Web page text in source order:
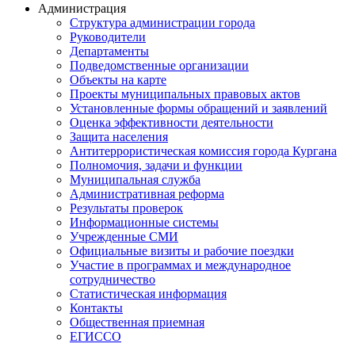
Администрация
Структура администрации города
Руководители
Департаменты
Подведомственные организации
Объекты на карте
Проекты муниципальных правовых актов
Установленные формы обращений и заявлений
Оценка эффективности деятельности
Защита населения
Антитеррористическая комиссия города Кургана
Полномочия, задачи и функции
Муниципальная служба
Административная реформа
Результаты проверок
Информационные системы
Учрежденные СМИ
Официальные визиты и рабочие поездки
Участие в программах и международное
сотрудничество
Статистическая информация
Контакты
Общественная приемная
ЕГИССО